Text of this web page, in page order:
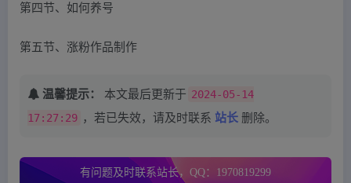
第四节、如何养号
第五节、涨粉作品制作
温馨提示： 本文最后更新于 2024-05-14
17:27:29 ，若已失效，请及时联系 站长 删除。
有问题及时联系站长，QQ：1970819299